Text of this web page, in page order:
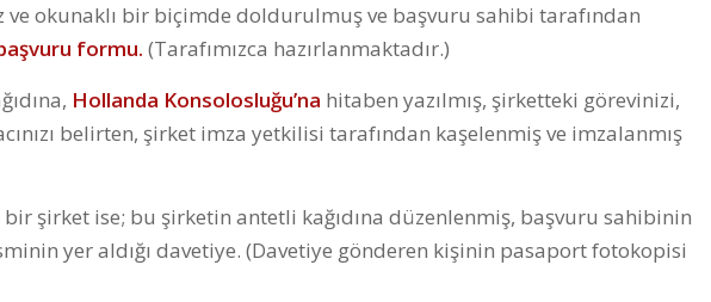
ve okunaklı bir biçimde doldurulmuş ve başvuru sahibi tarafından
formu. (Tarafımızca hazırlanmaktadır.)
Hollanda Konsolosluğu’na hitaben yazılmış, şirketteki görevinizi,
belirten, şirket imza yetkilisi tarafından kaşelenmiş ve imzalanmış
şirket ise; bu şirketin antetli kağıdına düzenlenmiş, başvuru sahibinin
yer aldığı davetiye. (Davetiye gönderen kişinin pasaport fotokopisi